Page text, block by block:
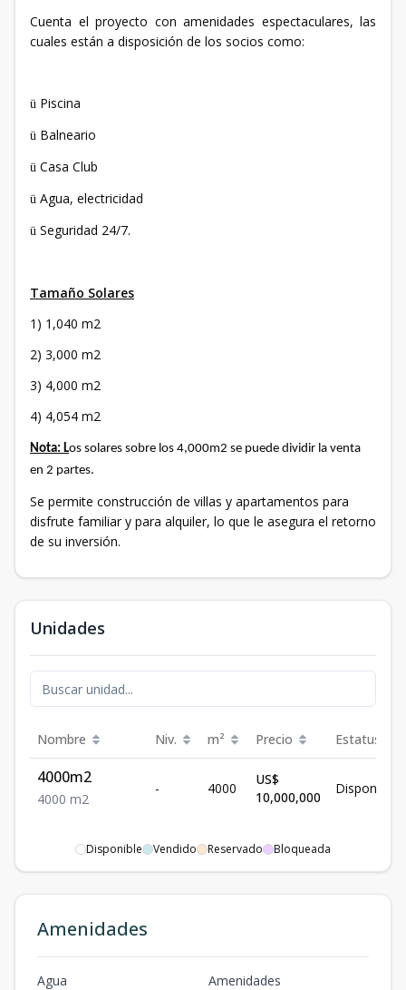
Cuenta el proyecto con amenidades espectaculares, las
cuales están a disposición de los socios como:
ü Piscina
ü Balneario
ü Casa Club
ü Agua, electricidad
ü Seguridad 24/7.
Tamaño Solares
1) 1,040 m2
2) 3,000 m2
3) 4,000 m2
4) 4,054 m2
Nota: Los solares sobre los 4,000m2 se puede dividir la venta
en 2 partes.
Se permite construcción de villas y apartamentos para
disfrute familiar y para alquiler, lo que le asegura el retorno
de su inversión.
Unidades
Nombre Niv. m² Precio Estatus
4000m2
4000 m2
- 4000
US$
10,000,000
Disponible
Disponible Vendido Reservado Bloqueada
Amenidades
Agua Amenidades